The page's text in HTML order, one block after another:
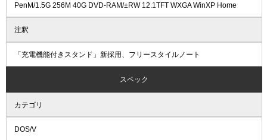
PenM/1.5G 256M 40G DVD-RAM/±RW 12.1TFT WXGA WinXP Home
注釈
「充電機能付きスタンド」新採用、フリースタイルノート
スペック
カテゴリ
DOS/V